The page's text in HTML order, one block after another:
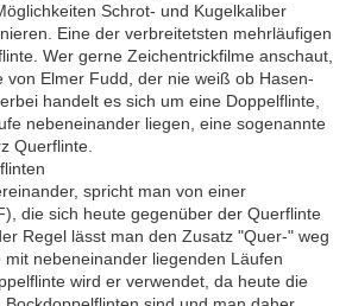
Schrot- und Kugelkaliber
Eine der verbreitetsten mehrläufigen
Wer gerne Zeichentrickfilme anschaut,
von Elmer Fudd, der nie weiß ob Hasen-
handelt es sich um eine Doppelflinte,
nebeneinander liegen, eine sogenannte
Querflinte.
spricht man von einer
die sich heute gegenüber der Querflinte
Regel lässt man den Zusatz "Quer-" weg
nebeneinander liegenden Läufen
wird er verwendet, da heute die